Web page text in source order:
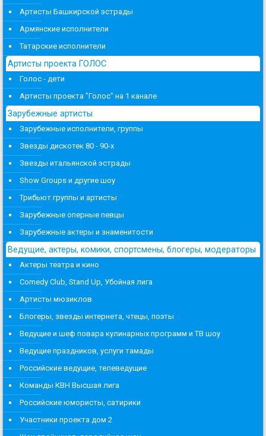
Артисты Башкирской эстрады
Армянские исполнители
Татарские исполнители
Артисты проекта ГОЛОС
Голос - дети
Артисты проекта "Голос" на 1 канале
Зарубежные артисты
Зарубежные исполнители, группы
Звезды дискотек 80 - 90-х
Звезды итальянской эстрады
Show Groups и другие шоу
Трибьют группы и артисты
Зарубежные оперные певцы
Зарубежные актеры и знаменитости
Ведущие, актеры, комики, спортсмены, блогеры, модераторы
Актеры театра и кино
Comedy Club, Stand Up, Убойная лига
Артисты мюзиклов
Блогеры, звезды интернета, чтецы, поэты
Ведущие и шеф повара кулинарных программ и ТВ шоу
Ведущие праздников, услуги тамады
Российские ведущие, телеведущие
Команды КВН Высшая лига
Российские юмористы, сатирики
Участники проекта дом 2